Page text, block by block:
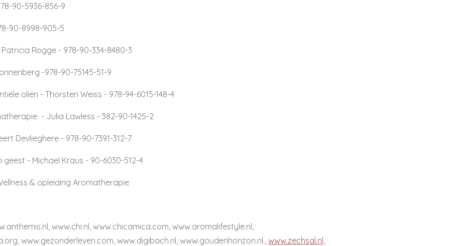
90-5936-856-9
90-8998-905-5
Rogge - 978-90-334-8480-3
-978-90-75145-51-9
oliën - Thorsten Weiss - 978-94-6015-148-4
therapie - Julia Lawless - 382-90-1425-2
Devlieghere - 978-90-7391-312-7
- Michael Kraus - 90-6030-512-4
& opleiding Aromatherapie
www.chi.nl, www.chicamica.com, www.aromalifestyle.nl,
www.gezonderleven.com, www.digibach.nl, www.goudenhorizon.nl., www.zechsal.nl,